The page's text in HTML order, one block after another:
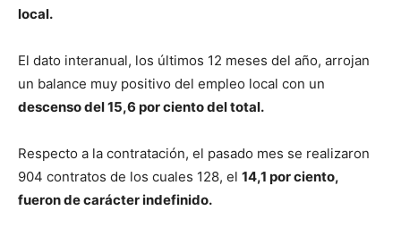
local.
El dato interanual, los últimos 12 meses del año, arrojan
un balance muy positivo del empleo local con un
descenso del 15,6 por ciento del total.
Respecto a la contratación, el pasado mes se realizaron
904 contratos de los cuales 128, el 14,1 por ciento,
fueron de carácter indefinido.